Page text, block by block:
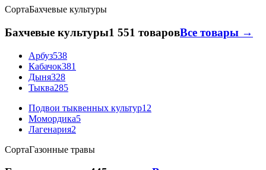
СортаБахчевые культуры
Бахчевые культуры1 551 товаровВсе товары →
Арбуз538
Кабачок381
Дыня328
Тыква285
Подвои тыквенных культур12
Момордика5
Лагенария2
СортаГазонные травы